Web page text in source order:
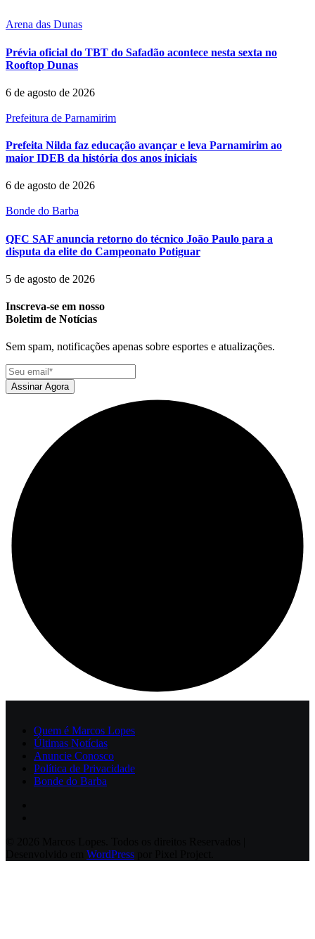
Arena das Dunas
Prévia oficial do TBT do Safadão acontece nesta sexta no
Rooftop Dunas
6 de agosto de 2026
Prefeitura de Parnamirim
Prefeita Nilda faz educação avançar e leva Parnamirim ao
maior IDEB da história dos anos iniciais
6 de agosto de 2026
Bonde do Barba
QFC SAF anuncia retorno do técnico João Paulo para a
disputa da elite do Campeonato Potiguar
5 de agosto de 2026
Inscreva-se em nosso
Boletim de Notícias
Sem spam, notificações apenas sobre esportes e atualizações.
Assinar Agora
Quem é Marcos Lopes
Últimas Notícias
Anuncie Conosco
Política de Privacidade
Bonde do Barba
WordPress